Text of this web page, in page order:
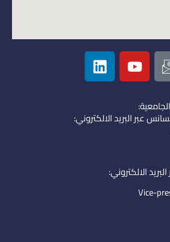
I
c
o
n
-
e
i
l
Y
o
u
u
b
L
i
n
e
d
عبر البريد الالكتروني:
الالكتروني:
Vice-